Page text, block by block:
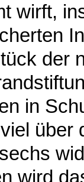
wirft,
der
in
über
wird